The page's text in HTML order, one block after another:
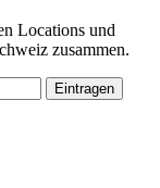
Locations und
zusammen.
Eintragen